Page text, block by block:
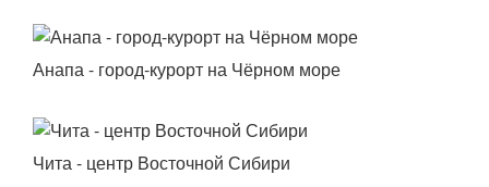
Анапа - город-курорт на Чёрном море
Чита - центр Восточной Сибири